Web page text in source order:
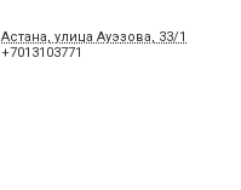
Астана, улица Ауэзова, 33/1
+7013103771